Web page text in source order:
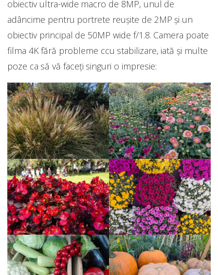
obiectiv ultra-wide macro de 8MP, unul de
adâncime pentru portrete reușite de 2MP și un
obiectiv principal de 50MP wide f/1.8. Camera poate
filma 4K fără probleme ccu stabilizare, iată și multe
poze ca să vă faceți singuri o impresie: